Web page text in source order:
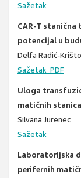
Sažetak
CAR-T
potencijal u
Delfa Radić-
Sažetak PDF
Uloga
matičnih stanica
Silvana Jurenec
Sažetak
Laboratorijska
perifernih